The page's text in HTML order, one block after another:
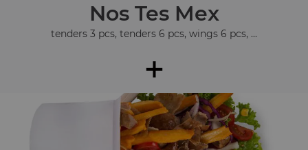
Nos Tes Mex
tenders 3 pcs, tenders 6 pcs, wings 6 pcs, ...
+